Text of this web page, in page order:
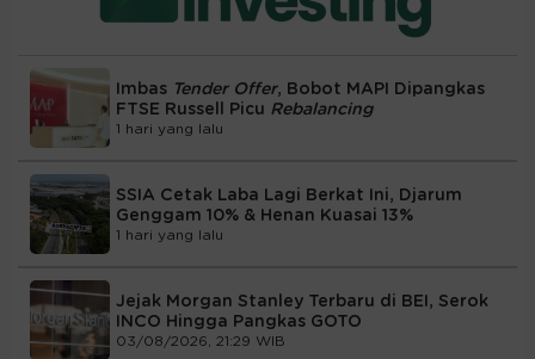
Imbas Tender Offer, Bobot MAPI Dipangkas
FTSE Russell Picu Rebalancing
1 hari yang lalu
SSIA Cetak Laba Lagi Berkat Ini, Djarum
Genggam 10% & Henan Kuasai 13%
1 hari yang lalu
Jejak Morgan Stanley Terbaru di BEI, Serok
INCO Hingga Pangkas GOTO
03/08/2026, 21:29 WIB